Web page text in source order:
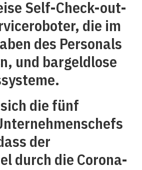
Self-Check-out-
die im
des Personals
und bargeldlose
die fünf
der
durch die Corona-